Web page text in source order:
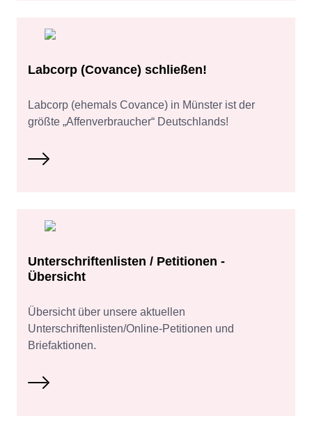
Labcorp (Covance) schließen!
Labcorp (ehemals Covance) in Münster ist der
größte „Affenverbraucher“ Deutschlands!
Unterschriftenlisten / Petitionen -
Übersicht
Übersicht über unsere aktuellen
Unterschriftenlisten/Online-Petitionen und
Briefaktionen.